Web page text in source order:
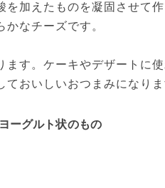
加えたものを凝固させて
なチーズです。
す。ケーキやデザートに
おいしいおつまみになりま
ーグルト状のもの